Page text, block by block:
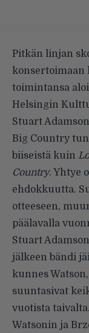
Pitkän linjan
konsertoimaan
toimintansa
Helsingin
Stuart
Big Country
biiseistä kuin
Country. Yhtye
ehdokkuutta.
otteeseen,
päälavalla
Stuart
jälkeen bändi
kunnes
suuntasivat
vuotista
Watsonin ja